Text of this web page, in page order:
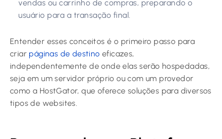
vendas ou carrinho de compras, preparando o
usuário para a transação final.
Entender esses conceitos é o primeiro passo para
criar páginas de destino eficazes,
independentemente de onde elas serão hospedadas,
seja em um servidor próprio ou com um provedor
como a HostGator, que oferece soluções para diversos
tipos de websites.